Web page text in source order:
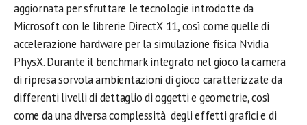
aggiornata per sfruttare le tecnologie introdotte da
Microsoft con le librerie DirectX 11, così come quelle di
accelerazione hardware per la simulazione fisica Nvidia
PhysX. Durante il benchmark integrato nel gioco la camera
di ripresa sorvola ambientazioni di gioco caratterizzate da
differenti livelli di dettaglio di oggetti e geometrie, così
come da una diversa complessità degli effetti grafici e di